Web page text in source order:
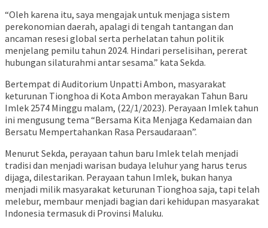
“Oleh karena itu, saya mengajak untuk menjaga sistem
perekonomian daerah, apalagi di tengah tantangan dan
ancaman resesi global serta perhelatan tahun politik
menjelang pemilu tahun 2024. Hindari perselisihan, pererat
hubungan silaturahmi antar sesama.” kata Sekda.
Bertempat di Auditorium Unpatti Ambon, masyarakat
keturunan Tionghoa di Kota Ambon merayakan Tahun Baru
Imlek 2574 Minggu malam, (22/1/2023). Perayaan Imlek tahun
ini mengusung tema “Bersama Kita Menjaga Kedamaian dan
Bersatu Mempertahankan Rasa Persaudaraan”.
Menurut Sekda, perayaan tahun baru Imlek telah menjadi
tradisi dan menjadi warisan budaya leluhur yang harus terus
dijaga, dilestarikan. Perayaan tahun Imlek, bukan hanya
menjadi milik masyarakat keturunan Tionghoa saja, tapi telah
melebur, membaur menjadi bagian dari kehidupan masyarakat
Indonesia termasuk di Provinsi Maluku.